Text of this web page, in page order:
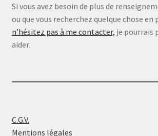
Si vous avez besoin de plus de
ou que vous recherchez quelque chose
n’hésitez pas à me contacter, je pourrais
aider.
C.G.V.
Mentions légales